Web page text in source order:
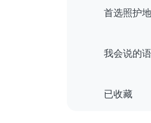
首选照护
我会说的
已收藏